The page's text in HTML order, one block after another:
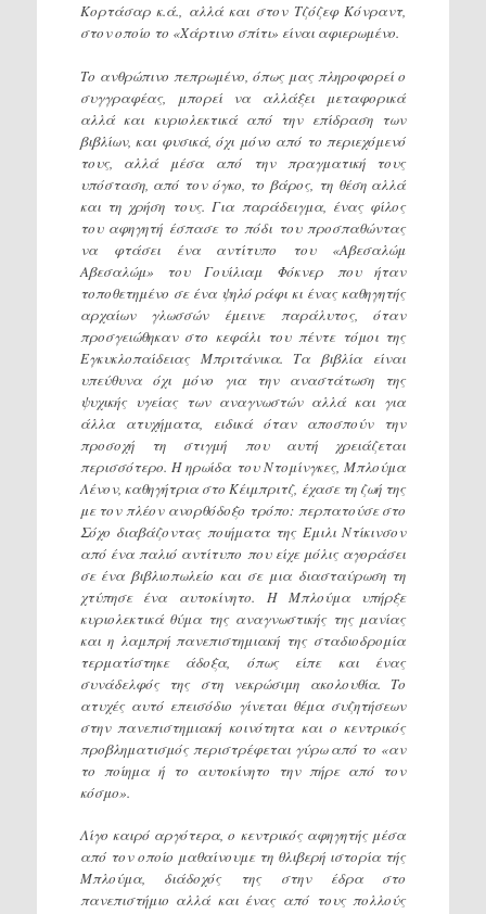
Κορτάσαρ κ.ά., αλλά και στον Τζόζεφ Κόνραντ,
στον οποίο το «Χάρτινο σπίτι» είναι αφιερωμένο.
Το ανθρώπινο πεπρωμένο, όπως μας πληροφορεί ο
συγγραφέας, μπορεί να αλλάξει μεταφορικά
αλλά και κυριολεκτικά από την επίδραση των
βιβλίων, και φυσικά, όχι μόνο από το περιεχόμενό
τους, αλλά μέσα από την πραγματική τους
υπόσταση, από τον όγκο, το βάρος, τη θέση αλλά
και τη χρήση τους. Για παράδειγμα, ένας φίλος
του αφηγητή έσπασε το πόδι του προσπαθώντας
να φτάσει ένα αντίτυπο του «Αβεσαλώμ
Αβεσαλώμ» του Γουίλιαμ Φόκνερ που ήταν
τοποθετημένο σε ένα ψηλό ράφι κι ένας καθηγητής
αρχαίων γλωσσών έμεινε παράλυτος, όταν
προσγειώθηκαν στο κεφάλι του πέντε τόμοι της
Εγκυκλοπαίδειας Μπριτάνικα. Τα βιβλία είναι
υπεύθυνα όχι μόνο για την αναστάτωση της
ψυχικής υγείας των αναγνωστών αλλά και για
άλλα ατυχήματα, ειδικά όταν αποσπούν την
προσοχή τη στιγμή που αυτή χρειάζεται
περισσότερο. Η ηρωίδα του Ντομίνγκες, Μπλούμα
Λένον, καθηγήτρια στο Κέιμπριτζ, έχασε τη ζωή της
με τον πλέον ανορθόδοξο τρόπο: περπατούσε στο
Σόχο διαβάζοντας ποιήματα της Εμιλι Ντίκινσον
από ένα παλιό αντίτυπο που είχε μόλις αγοράσει
σε ένα βιβλιοπωλείο και σε μια διασταύρωση τη
χτύπησε ένα αυτοκίνητο. Η Μπλούμα υπήρξε
κυριολεκτικά θύμα της αναγνωστικής της μανίας
και η λαμπρή πανεπιστημιακή της σταδιοδρομία
τερματίστηκε άδοξα, όπως είπε και ένας
συνάδελφός της στη νεκρώσιμη ακολουθία. Το
ατυχές αυτό επεισόδιο γίνεται θέμα συζητήσεων
στην πανεπιστημιακή κοινότητα και ο κεντρικός
προβληματισμός περιστρέφεται γύρω από το «αν
το ποίημα ή το αυτοκίνητο την πήρε από τον
κόσμο».
Λίγο καιρό αργότερα, ο κεντρικός αφηγητής μέσα
από τον οποίο μαθαίνουμε τη θλιβερή ιστορία τής
Μπλούμα, διάδοχός της στην έδρα στο
πανεπιστήμιο αλλά και ένας από τους πολλούς